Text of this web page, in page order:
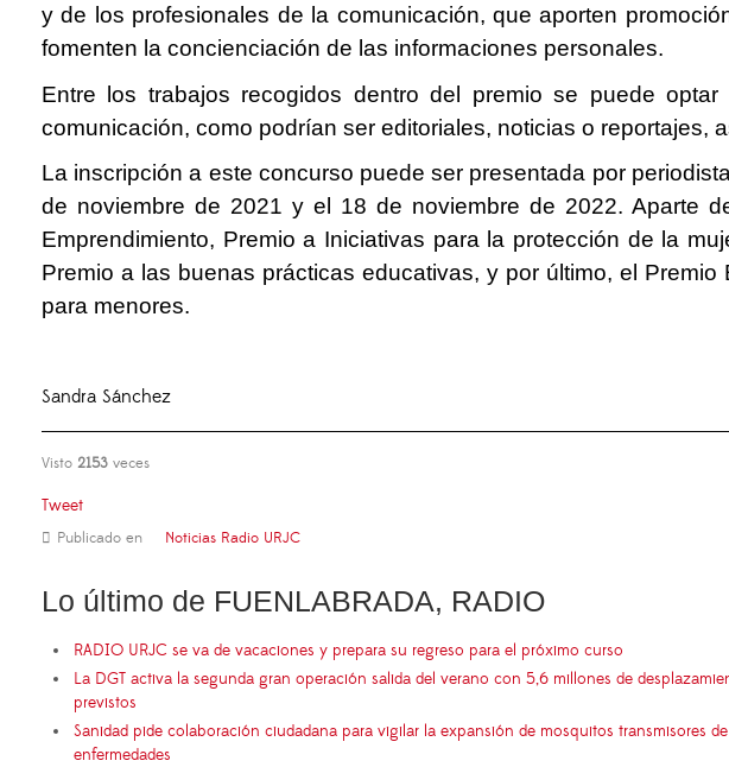
y de los profesionales de la comunicación, que aporten
fomenten la concienciación de las informaciones personales.
Entre los trabajos recogidos dentro del premio se puede
comunicación, como podrían ser editoriales, noticias o
La inscripción a este concurso puede ser presentada por
de noviembre de 2021 y el 18 de noviembre de 2022. Aparte
Emprendimiento, Premio a Iniciativas para la protección de la
Premio a las buenas prácticas educativas, y por último, el
para menores.
Sandra Sánchez
Visto 2153 veces
Tweet
Publicado en Noticias Radio URJC
Lo último de FUENLABRADA, RADIO
RADIO URJC se va de vacaciones y prepara su regreso para el próximo curso
La DGT activa la segunda gran operación salida del verano con 5,6 millones de
previstos
Sanidad pide colaboración ciudadana para vigilar la expansión de mosquitos transmisores de
enfermedades